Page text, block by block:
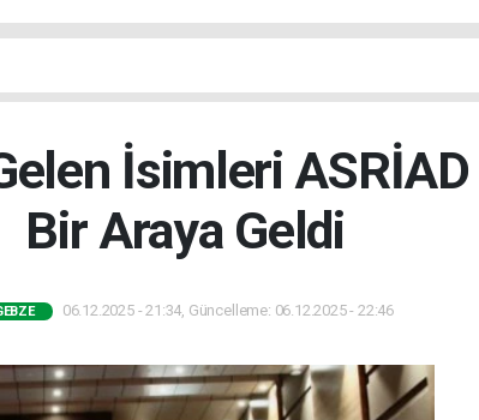
İsimleri
Bir Araya Geldi
06.12.2025 - 21:34, Güncelleme: 06.12.2025 - 22:46